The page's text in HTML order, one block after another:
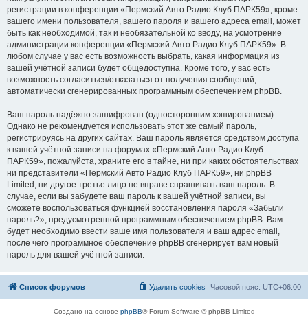
регистрации в конференции «Пермский Авто Радио Клуб ПАРК59», кроме
вашего имени пользователя, вашего пароля и вашего адреса email, может
быть как необходимой, так и необязательной ко вводу, на усмотрение
администрации конференции «Пермский Авто Радио Клуб ПАРК59». В
любом случае у вас есть возможность выбрать, какая информация из
вашей учётной записи будет общедоступна. Кроме того, у вас есть
возможность согласиться/отказаться от получения сообщений,
автоматически сгенерированных программным обеспечением phpBB.
Ваш пароль надёжно зашифрован (односторонним хэшированием).
Однако не рекомендуется использовать этот же самый пароль,
регистрируясь на других сайтах. Ваш пароль является средством доступа
к вашей учётной записи на форумах «Пермский Авто Радио Клуб
ПАРК59», пожалуйста, храните его в тайне, ни при каких обстоятельствах
ни представители «Пермский Авто Радио Клуб ПАРК59», ни phpBB
Limited, ни другое третье лицо не вправе спрашивать ваш пароль. В
случае, если вы забудете ваш пароль к вашей учётной записи, вы
сможете воспользоваться функцией восстановления пароля «Забыли
пароль?», предусмотренной программным обеспечением phpBB. Вам
будет необходимо ввести ваше имя пользователя и ваш адрес email,
после чего программное обеспечение phpBB сгенерирует вам новый
пароль для вашей учётной записи.
Список форумов Часовой пояс: UTC+06:00
Удалить cookies
Создано на основе phpBB® Forum Software © phpBB Limited